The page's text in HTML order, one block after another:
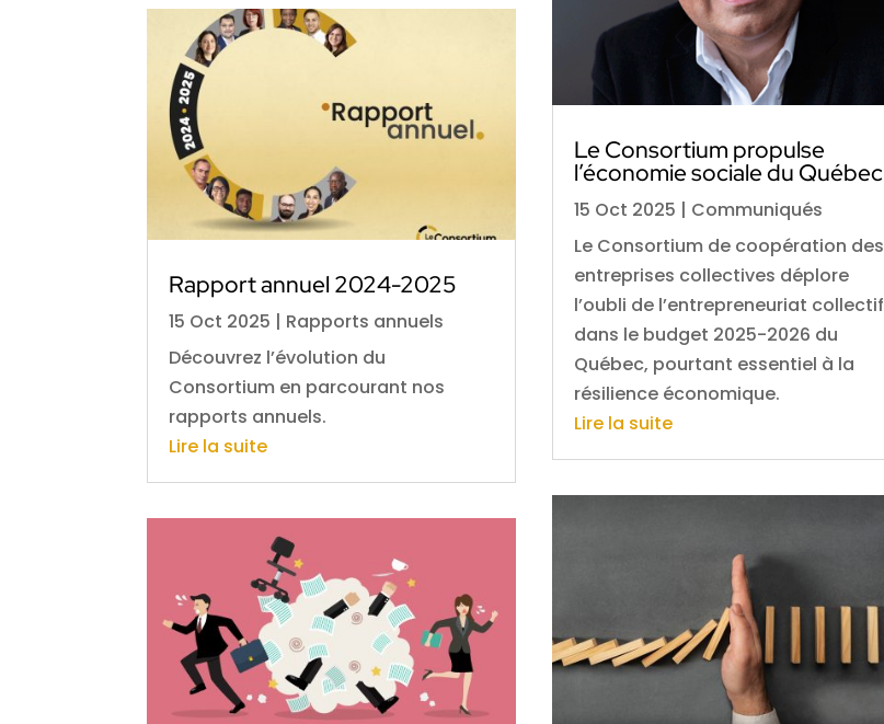
Rapport annuel 2024-2025
15 Oct 2025 | Rapports annuels
Découvrez l’évolution du
Consortium en parcourant nos
rapports annuels.
Lire la suite
Le Consortium propulse
l’économie sociale du Québec
15 Oct 2025 | Communiqués
Le Consortium de coopération des
entreprises collectives déplore
l’oubli de l’entrepreneuriat collectif
dans le budget 2025-2026 du
Québec, pourtant essentiel à la
résilience économique.
Lire la suite